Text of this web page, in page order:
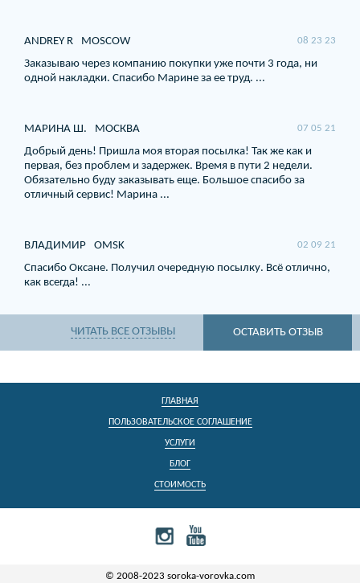
ANDREY R MOSCOW 08 23 23
Заказываю через компанию покупки уже почти 3 года, ни
одной накладки. Спасибо Марине за ее труд. ...
МАРИНА Ш. МОСКВА 07 05 21
Добрый день! Пришла моя вторая посылка! Так же как и
первая, без проблем и задержек. Время в пути 2 недели.
Обязательно буду заказывать еще. Большое спасибо за
отличный сервис! Марина ...
ВЛАДИМИР OMSK 02 09 21
Спасибо Оксане. Получил очередную посылку. Всё отлично,
как всегда! ...
ЧИТАТЬ ВСЕ ОТЗЫВЫ ОСТАВИТЬ ОТЗЫВ
ГЛАВНАЯ
ПОЛЬЗОВАТЕЛЬСКОЕ СОГЛАШЕНИЕ
УСЛУГИ
БЛОГ
СТОИМОСТЬ
© 2008-2023 soroka-vorovka.com